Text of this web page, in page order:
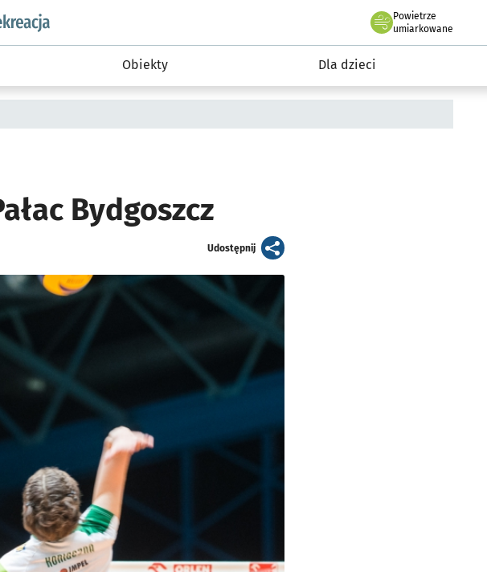
podserwis: Sport i rekreacja
Powietrze
we Wrocławiu
umiarkowane
Obiekty Dla dzieci
Bydgoszcz
Udostępnijartykuł